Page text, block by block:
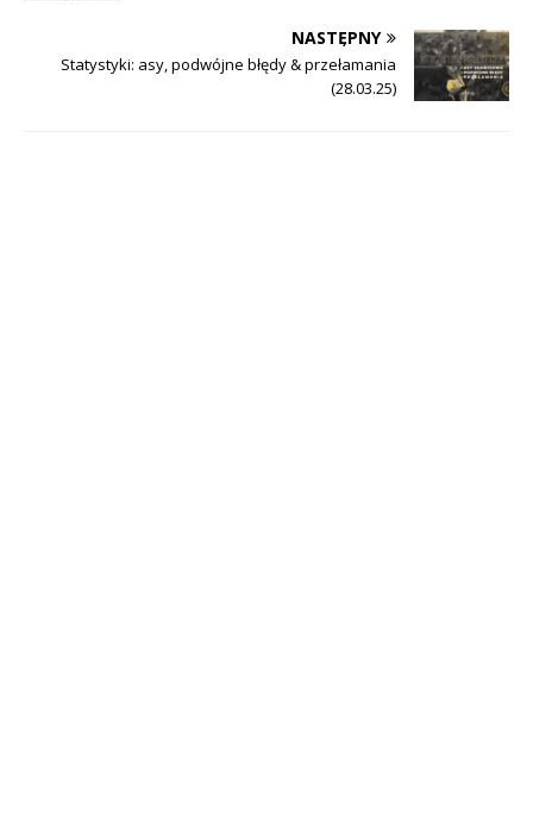
NASTĘPNY
Statystyki: asy, podwójne błędy & przełamania
(28.03.25)